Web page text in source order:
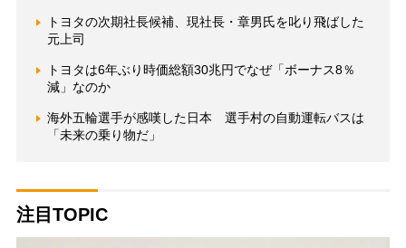
トヨタの次期社長候補、現社長・章男氏を叱り飛ばした
元上司
トヨタは6年ぶり時価総額30兆円でなぜ「ボーナス8％
減」なのか
海外五輪選手が感嘆した日本 選手村の自動運転バスは
「未来の乗り物だ」
注目TOPIC